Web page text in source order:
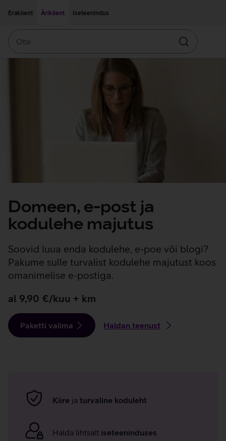
Eraklient
Äriklient Iseteenindus
Otsin
Domeen, e-post ja
kodulehe majutus
Soovid luua enda kodulehe, e-poe või blogi?
Pakume sulle turvalist kodulehe majutust koos
omanimelise e-postiga.
al 9,90 €/kuu + km
Paketti valima Haldan teenust
Kiire ja turvaline koduleht
Halda lihtsalt iseteeninduses